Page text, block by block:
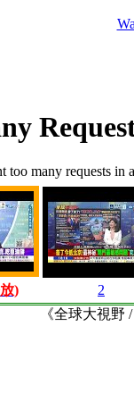
)
2
《全球大視野